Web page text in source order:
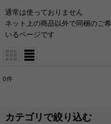
通常は使っておりません
ネット上の商品以外で同梱のご
いるページです
並び順:
0件
カテゴリで絞り込む